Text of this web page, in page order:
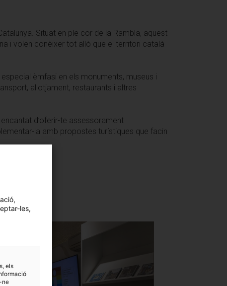
Situat en ple cor de la Rambla, aquest
i volen conèixer tot allò que el territori català
èmfasi en els monuments, museus i
allotjament, restaurants i altres
d’oferir-te assessorament
la amb propostes turístiques que facin
les,
els
ne